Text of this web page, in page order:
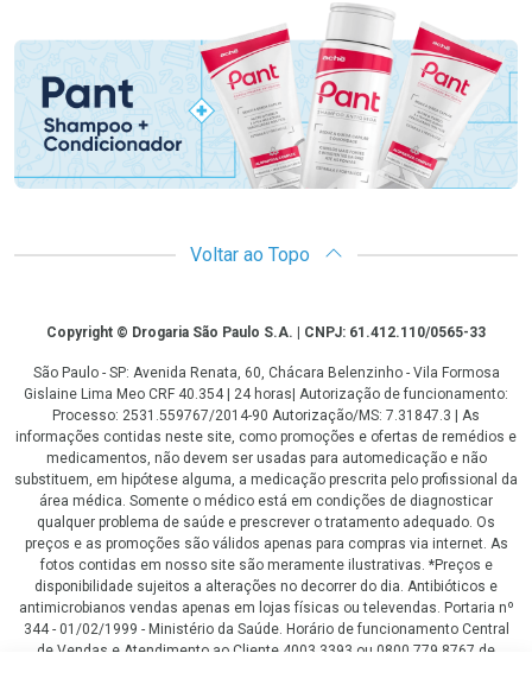
Promoção em Destaque
Voltar ao Topo
CopyrightCopyright © Drogaria São Paulo S.A. | CNPJ: 61.412.110/0565-33
São Paulo - SP: Avenida Renata, 60, Chácara Belenzinho - Vila Formosa
Gislaine Lima Meo CRF 40.354 | 24 horas| Autorização de funcionamento:
Processo: 2531.559767/2014-90 Autorização/MS: 7.31847.3 | As
informações contidas neste site, como promoções e ofertas de remédios e
medicamentos, não devem ser usadas para automedicação e não
substituem, em hipótese alguma, a medicação prescrita pelo profissional da
área médica. Somente o médico está em condições de diagnosticar
qualquer problema de saúde e prescrever o tratamento adequado. Os
preços e as promoções são válidos apenas para compras via internet. As
fotos contidas em nosso site são meramente ilustrativas. *Preços e
disponibilidade sujeitos a alterações no decorrer do dia. Antibióticos e
antimicrobianos vendas apenas em lojas físicas ou televendas. Portaria nº
344 - 01/02/1999 - Ministério da Saúde. Horário de funcionamento Central
de Vendas e Atendimento ao Cliente 4003 3393 ou 0800 779 8767 de